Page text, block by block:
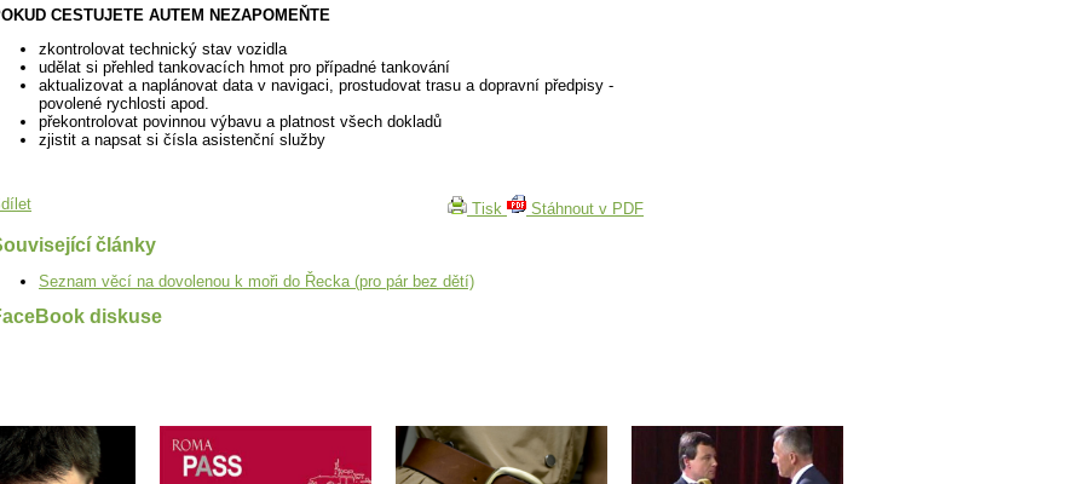
CESTUJETE AUTEM NEZAPOMEŇTE
zkontrolovat technický stav vozidla
udělat si přehled tankovacích hmot pro případné tankování
aktualizovat a naplánovat data v navigaci, prostudovat trasu a dopravní předpisy -
povolené rychlosti apod.
překontrolovat povinnou výbavu a platnost všech dokladů
zjistit a napsat si čísla asistenční služby
Tisk Stáhnout v PDF
články
Seznam věcí na dovolenou k moři do Řecka (pro pár bez dětí)
diskuse